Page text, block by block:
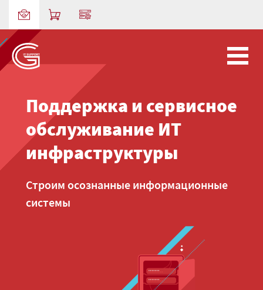
Поддержка и сервисное
обслуживание ИТ
инфраструктуры
Строим осознанные информационные
системы
IP-телефония
Корпоративная коммуникация по IP-
телефонии